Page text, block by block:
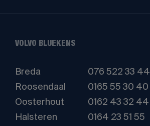
VOLVO BLUEKENS
Breda
076 522 33 44
Roosendaal
0165 55 30 40
Oosterhout
0162 43 32 44
Halsteren
0164 23 51 55